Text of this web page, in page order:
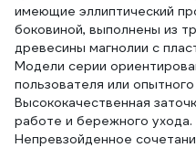
имеющие эллиптический
боковиной, выполнены из
древесины магнолии с
Модели серии
пользователя или
Высококачественная
работе и бережного ухода.
Непревзойденное